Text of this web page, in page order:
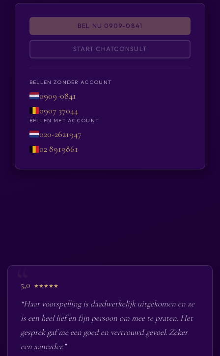
BEL NU 0909-0841
START CHATCONSULT
BELLEN ZONDER ACCOUNT
0909-0841
0907 37044
BELLEN MET ACCOUNT
020-2621947
02 8919861
5,0 ★★★★★
“Haar voorspelling is daadwerkelijk uitgekomen en ze
is een heel lief en fijn persoon om mee te praten. Het
gesprek gaf me een goed en vertrouwd gevoel. Zeker
een aanrader.”